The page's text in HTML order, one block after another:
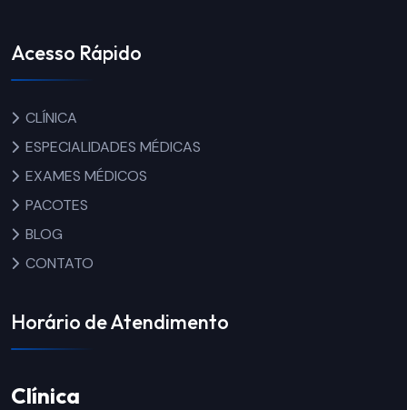
Acesso Rápido
CLÍNICA
ESPECIALIDADES MÉDICAS
EXAMES MÉDICOS
PACOTES
BLOG
CONTATO
Horário de Atendimento
Clínica